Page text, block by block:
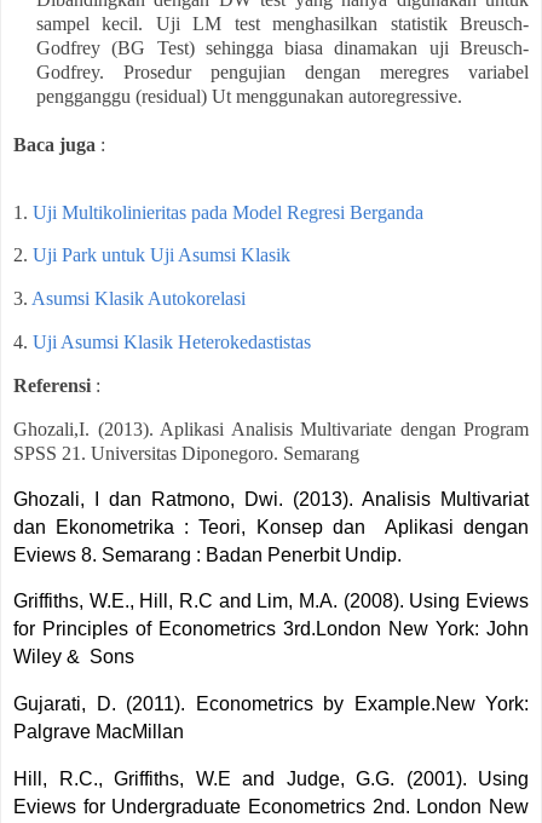
sampel kecil. Uji LM test menghasilkan statistik Breusch-
Godfrey (BG Test) sehingga biasa dinamakan uji Breusch-
Godfrey. Prosedur pengujian dengan meregres variabel
pengganggu (residual) Ut menggunakan autoregressive.
Baca juga :
1. Uji Multikolinieritas pada Model Regresi Berganda
2. Uji Park untuk Uji Asumsi Klasik
3. Asumsi Klasik Autokorelasi
4. Uji Asumsi Klasik Heterokedastistas
Referensi :
Ghozali,I. (2013). Aplikasi Analisis Multivariate dengan Program
SPSS 21. Universitas Diponegoro. Semarang
Ghozali, I dan Ratmono, Dwi. (2013). Analisis Multivariat
dan Ekonometrika : Teori, Konsep dan
Aplikasi dengan
Eviews 8. Semarang : Badan Penerbit Undip.
Griffiths, W.E., Hill, R.C and Lim, M.A. (2008). Using Eviews
for Principles of Econometrics 3rd.London New York: John
Wiley & Sons
Gujarati, D. (2011). Econometrics by Example.New York:
Palgrave MacMillan
Hill, R.C., Griffiths, W.E and Judge, G.G. (2001). Using
Eviews for Undergraduate Econometrics 2nd. London New